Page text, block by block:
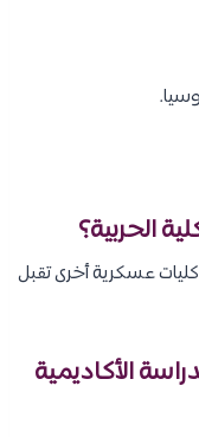
عسكرية أخرى تقبل
الأكاديمية